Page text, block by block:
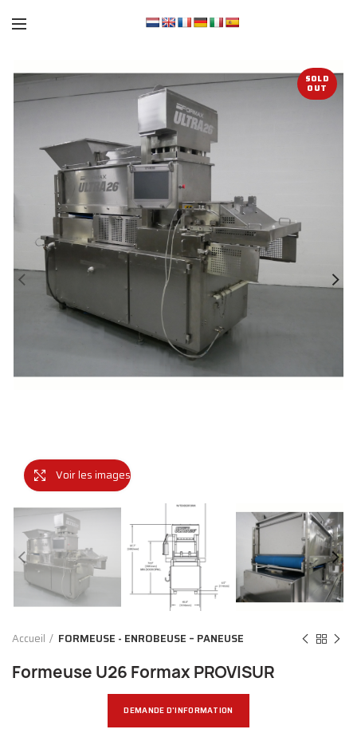
SOLD
OUT
Voir les images
Accueil FORMEUSE - ENROBEUSE – PANEUSE
Formeuse U26 Formax PROVISUR
DEMANDE D'INFORMATION